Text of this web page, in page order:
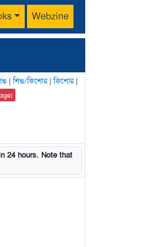
Webzine
|শিশু/কিশোর|কিশোর|
24 hours. Note that